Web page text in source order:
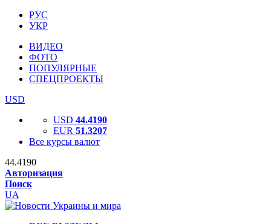
РУС
УКР
ВИДЕО
ФОТО
ПОПУЛЯРНЫЕ
СПЕЦПРОЕКТЫ
USD
USD 44.4190
EUR 51.3207
Все курсы валют
44.4190
Авторизация
Поиск
UA